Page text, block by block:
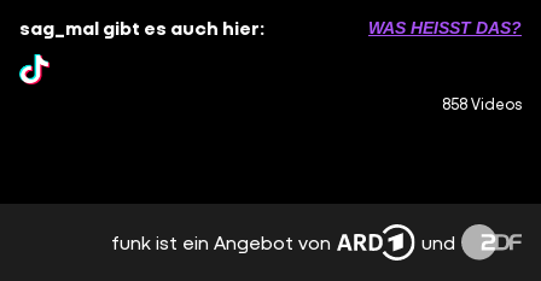
sag_mal gibt es auch hier:
WAS HEISST DAS?
858 Videos
funk ist ein Angebot von und